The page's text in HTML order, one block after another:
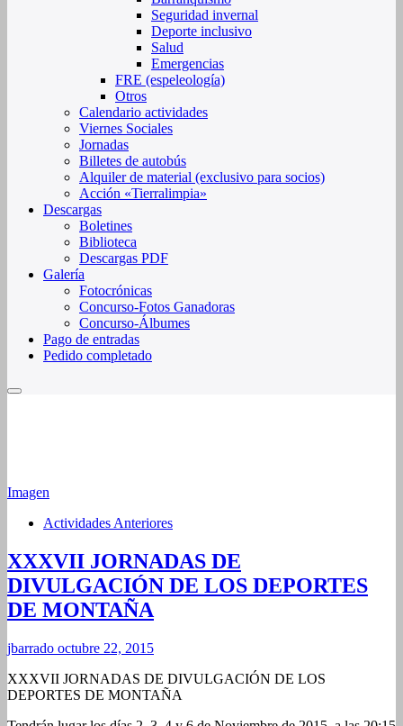
Seguridad invernal
Deporte inclusivo
Salud
Emergencias
FRE (espeleología)
Otros
Calendario actividades
Viernes Sociales
Jornadas
Billetes de autobús
Alquiler de material (exclusivo para socios)
Acción «Tierralimpia»
Descargas
Boletines
Biblioteca
Descargas PDF
Galería
Fotocrónicas
Concurso-Fotos Ganadoras
Concurso-Álbumes
Pago de entradas
Pedido completado
Imagen
Actividades Anteriores
XXXVII JORNADAS DE
DIVULGACIÓN DE LOS DEPORTES
DE MONTAÑA
jbarrado octubre 22, 2015
XXXVII JORNADAS DE DIVULGACIÓN DE LOS
DEPORTES DE MONTAÑA